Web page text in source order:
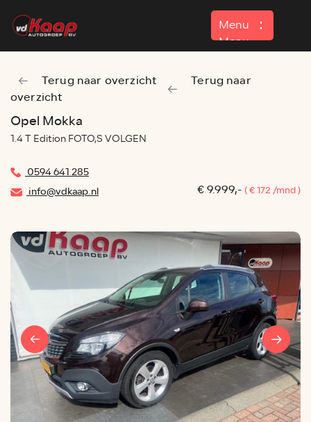
Menu
Menu
Home
Aanbod
Contact
Terug naar overzicht
Terug naar
overzicht
Opel Mokka
1.4 T Edition FOTO,S VOLGEN
0594 641 285
info@vdkaap.nl
€ 9.999,- ( € 172 /mnd )